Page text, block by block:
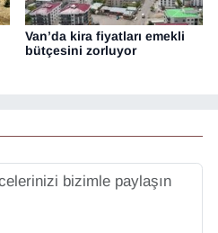
Van’da kira fiyatları emekli
bütçesini zorluyor